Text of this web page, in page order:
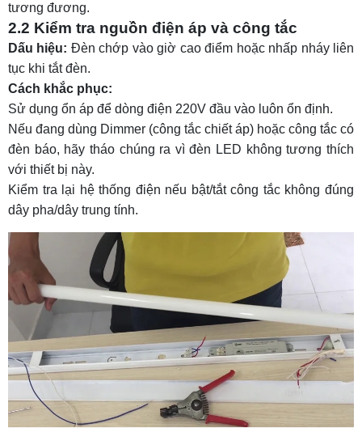
tương đương.
2.2 Kiểm tra nguồn điện áp và công tắc
Dấu hiệu: Đèn chớp vào giờ cao điểm hoặc nhấp nháy liên
tục khi tắt đèn.
Cách khắc phục:
Sử dụng ổn áp để dòng điện 220V đầu vào luôn ổn định.
Nếu đang dùng Dimmer (công tắc chiết áp) hoặc công tắc có
đèn báo, hãy tháo chúng ra vì đèn LED không tương thích
với thiết bị này.
Kiểm tra lại hệ thống điện nếu bật/tắt công tắc không đúng
dây pha/dây trung tính.